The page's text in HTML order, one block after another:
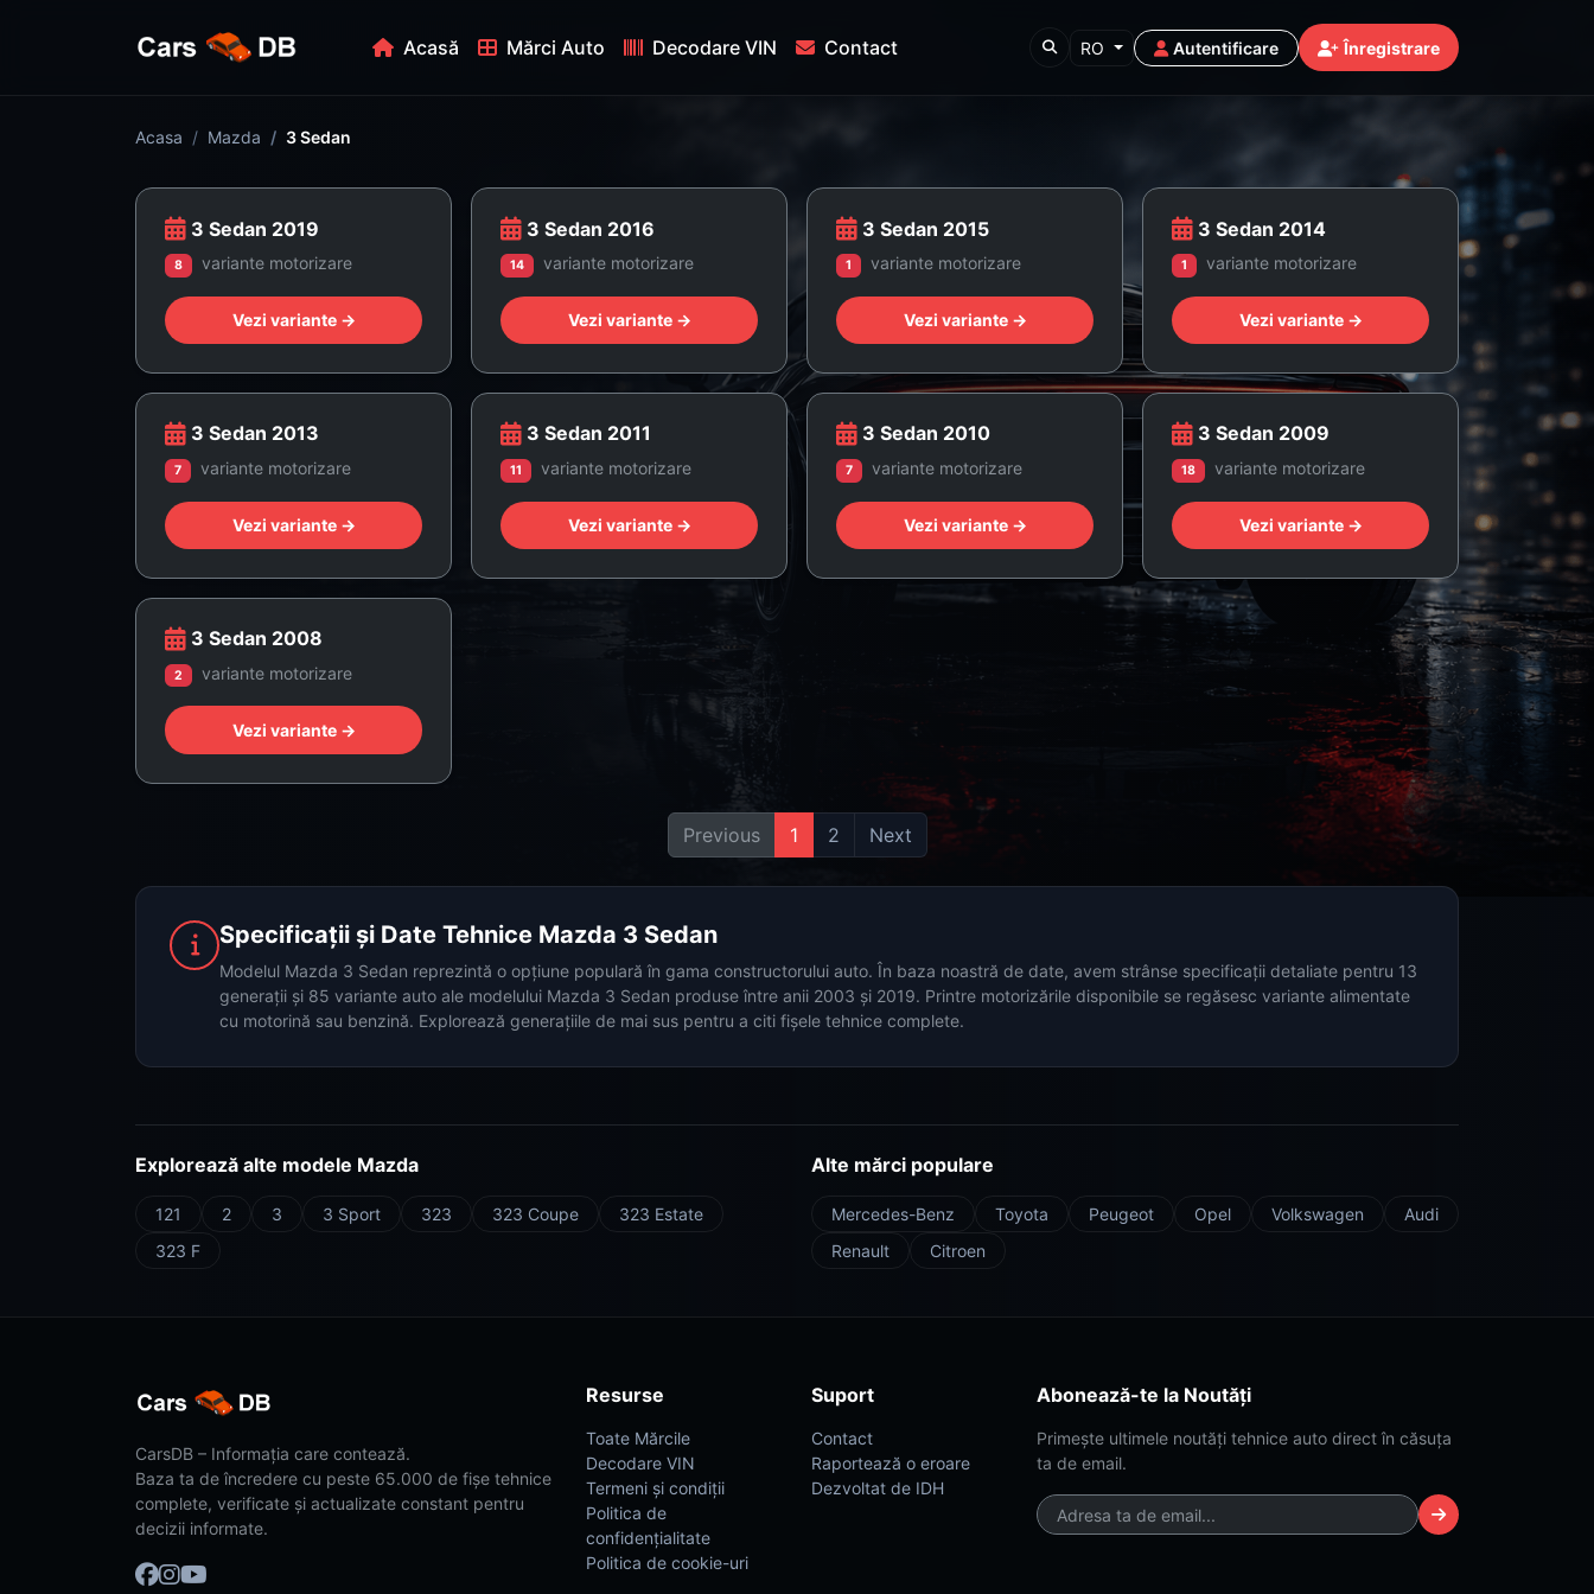
Acasă Mărci Auto Decodare VIN Contact RO Autentificare Înregistrare
Acasa Mazda 3 Sedan
3 Sedan 2019
8 variante motorizare
Vezi variante →
3 Sedan 2016
14 variante motorizare
Vezi variante →
3 Sedan 2015
1 variante motorizare
Vezi variante →
3 Sedan 2014
1 variante motorizare
Vezi variante →
3 Sedan 2013
7 variante motorizare
Vezi variante →
3 Sedan 2011
11 variante motorizare
Vezi variante →
3 Sedan 2010
7 variante motorizare
Vezi variante →
3 Sedan 2009
18 variante motorizare
Vezi variante →
3 Sedan 2008
2 variante motorizare
Vezi variante →
Previous 1 2 Next
Specificații și Date Tehnice Mazda 3 Sedan
Modelul Mazda 3 Sedan reprezintă o opțiune populară în gama constructorului auto. În baza noastră de date, avem strânse specificații detaliate pentru 13
generații și 85 variante auto ale modelului Mazda 3 Sedan produse între anii 2003 și 2019. Printre motorizările disponibile se regăsesc variante alimentate
cu motorină sau benzină. Explorează generațiile de mai sus pentru a citi fișele tehnice complete.
Explorează alte modele Mazda
121 2 3 3 Sport 323 323 Coupe
323 Estate
323 F
Alte mărci populare
Mercedes-Benz Toyota Peugeot Opel Volkswagen
Audi
Renault
Citroen
CarsDB – Informația care contează.
Baza ta de încredere cu peste 65.000 de fișe tehnice
complete, verificate și actualizate constant pentru
decizii informate.
Resurse
Toate Mărcile
Decodare VIN
Termeni și condiții
Politica de
confidențialitate
Politica de cookie-uri
Suport
Contact
Raportează o eroare
Dezvoltat de IDH
Abonează-te la Noutăți
Primește ultimele noutăți tehnice auto direct în căsuța
ta de email.